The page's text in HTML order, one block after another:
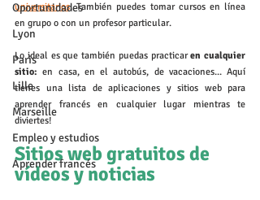
Oportunidades
Lyon
Paris
Lille
Marseille
Empleo y estudios
Aprender francés
universitarios. También puedes tomar cursos en línea
en grupo o con un profesor particular.
Lo ideal es que también puedas practicar en cualquier
sitio: en casa, en el autobús, de vacaciones... Aquí
tienes una lista de aplicaciones y sitios web para
aprender francés en cualquier lugar mientras te
diviertes!
Sitios web gratuitos de
vídeos y noticias